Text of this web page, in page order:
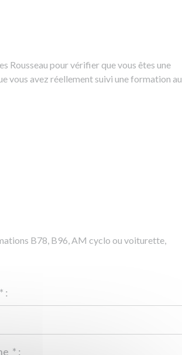
Rousseau pour vérifier que vous êtes une
vous avez réellement suivi une formation au
B78, B96, AM cyclo ou voiturette,
* :
* :